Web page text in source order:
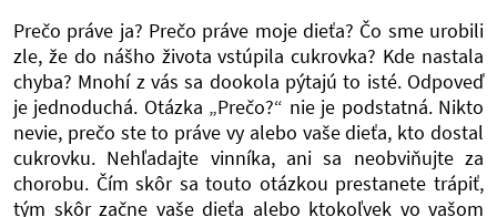
audioknihy
webináre
o Online živej knižnici
kontakt
Prečo práve ja? Prečo práve moje dieťa? Čo sme urobili
zle, že do nášho života vstúpila cukrovka? Kde nastala
chyba? Mnohí z vás sa dookola pýtajú to isté. Odpoveď
je jednoduchá. Otázka „Prečo?“ nie je podstatná. Nikto
nevie, prečo ste to práve vy alebo vaše dieťa, kto dostal
cukrovku. Nehľadajte vinníka, ani sa neobviňujte za
chorobu. Čím skôr sa touto otázkou prestanete trápiť,
tým skôr začne vaše dieťa alebo ktokoľvek vo vašom